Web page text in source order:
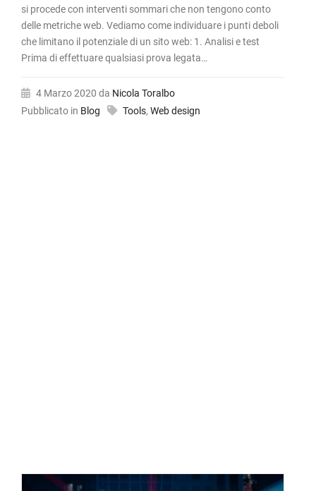
si procede con interventi sommari che non tengono conto
delle metriche web. Vediamo come individuare i punti deboli
che limitano il potenziale di un sito web: 1. Analisi e test
Prima di effettuare qualsiasi prova legata…
4 Marzo 2020 da Nicola Toralbo
Pubblicato in Blog Tools, Web design